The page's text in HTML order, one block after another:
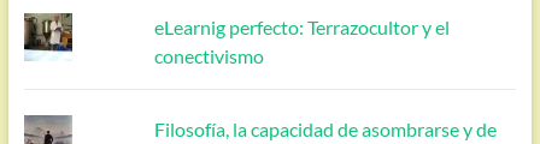
eLearnig perfecto: Terrazocultor y el
conectivismo
Filosofía, la capacidad de asombrarse y de